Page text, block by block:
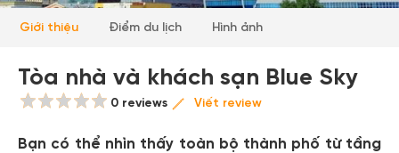
Giới thiệu Điểm du lịch Hình ảnh
Tòa nhà và khách sạn Blue Sky
0 reviews Viết review
Bạn có thể nhìn thấy toàn bộ thành phố từ tầng